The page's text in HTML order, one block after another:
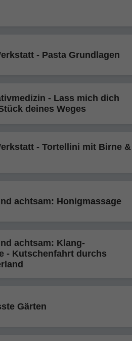
- Pasta Grundlagen
- Lass mich dich
deines Weges
- Tortellini mit Birne &
achtsam: Honigmassage
achtsam: Klang-
- Kutschenfahrt durchs
Gärten